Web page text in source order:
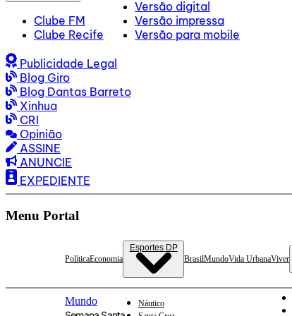
Clube FM
Clube Recife
Versão digital
Versão impressa
Versão para mobile
Publicidade Legal
Blog Giro
Blog Dantas Barreto
Xinhua
CRI
Opinião
ASSINE
ANUNCIE
EXPEDIENTE
Menu Portal
PolíticaEconomia
Esportes DP
Náutico
BrasilMundoVida UrbanaViver
Mundo